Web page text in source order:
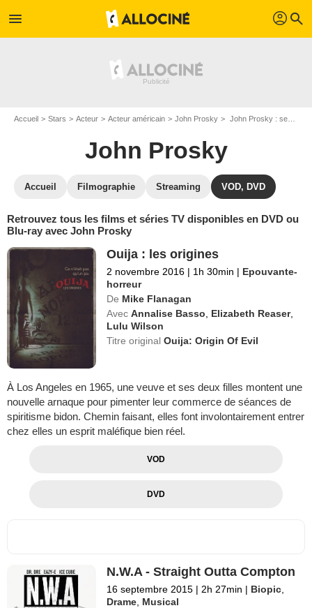
menu profil search
Accueil Stars Acteur Acteur américain John Prosky John Prosky : ses Blu-Ray, DVD, VOD, SVOD
John Prosky
Accueil Filmographie Streaming VOD, DVD
Retrouvez tous les films et séries TV disponibles en DVD ou
Blu-ray avec John Prosky
Ouija : les origines
2 novembre 2016 | 1h 30min | Epouvante-
horreur
De Mike Flanagan
Avec Annalise Basso Elizabeth Reaser,
Lulu Wilson
Titre originalOuija: Origin Of Evil
À Los Angeles en 1965, une veuve et ses deux filles montent une
nouvelle arnaque pour pimenter leur commerce de séances de
spiritisme bidon. Chemin faisant, elles font involontairement entrer
chez elles un esprit maléfique bien réel.
VOD
DVD
N.W.A - Straight Outta Compton
16 septembre 2015 | 2h 27min | Biopic
Drame Musical